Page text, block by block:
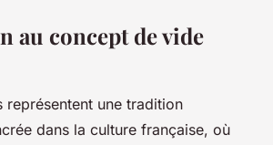
au concept de vide
représentent une tradition
dans la culture française, où